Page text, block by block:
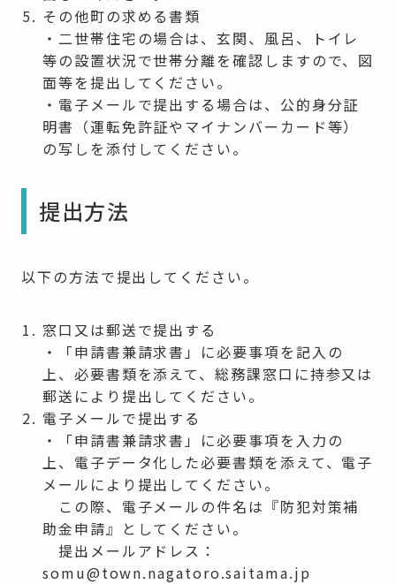
その他町の求める書類
・二世帯住宅の場合は、玄関、風呂、トイレ
等の設置状況で世帯分離を確認しますので、図
面等を提出してください。
・電子メールで提出する場合は、公的身分証
明書（運転免許証やマイナンバーカード等）
の写しを添付してください。
提出方法
以下の方法で提出してください。
窓口又は郵送で提出する
・「申請書兼請求書」に必要事項を記入の
上、必要書類を添えて、総務課窓口に持参又は
郵送により提出してください。
電子メールで提出する
・「申請書兼請求書」に必要事項を入力の
上、電子データ化した必要書類を添えて、電子
メールにより提出してください。
この際、電子メールの件名は『防犯対策補
助金申請』としてください。
提出メールアドレス：
somu@town.nagatoro.saitama.jp